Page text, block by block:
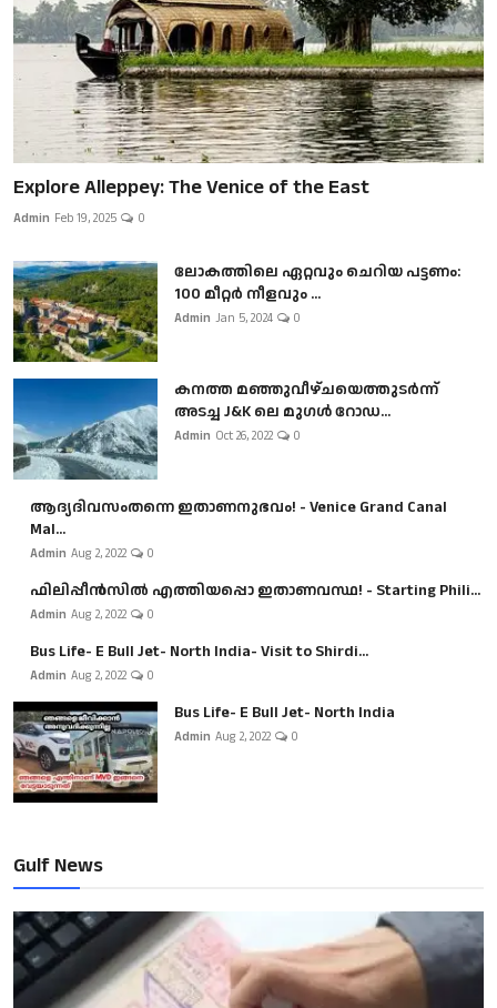
Explore Alleppey: The Venice of the East
Admin Feb 19, 2025 0
ലോകത്തിലെ ഏറ്റവും ചെറിയ പട്ടണം:
100 മീറ്റർ നീളവും ...
Admin Jan 5, 2024 0
കനത്ത മഞ്ഞുവീഴ്ചയെത്തുടർന്ന്
അടച്ച J&K ലെ മുഗൾ റോഡ...
Admin Oct 26, 2022 0
ആദ്യദിവസംതന്നെ ഇതാണനുഭവം! - Venice Grand Canal
Mal...
Admin Aug 2, 2022 0
ഫിലിപ്പീൻസിൽ എത്തിയപ്പൊ ഇതാണവസ്ഥ! - Starting Phili...
Admin Aug 2, 2022 0
Bus Life- E Bull Jet- North India- Visit to Shirdi...
Admin Aug 2, 2022 0
Bus Life- E Bull Jet- North India
Admin Aug 2, 2022 0
Gulf News